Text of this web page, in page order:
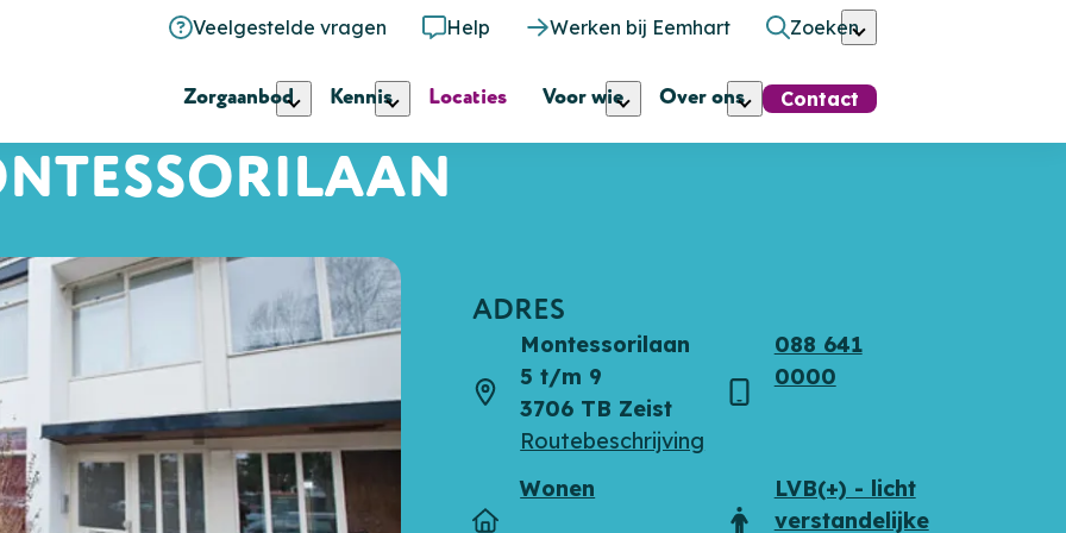
Veelgestelde vragen Help Werken bij Eemhart Zoeken
Zorgaanbod Kennis Locaties Voor wie Over ons Contact
ADRES
Adres
Montessorilaan
5 t/m 9
3706 TB Zeist
Routebeschrijving
Telefoon
088 641
0000
Wonen
LVB(+) - licht
verstandelijke